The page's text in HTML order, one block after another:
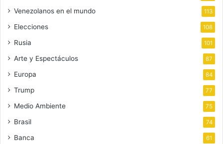
Venezolanos en el mundo 113
Elecciones 108
Rusia 101
Arte y Espectáculos 87
Europa 84
Trump 77
Medio Ambiente 75
Brasil 74
Banca 61